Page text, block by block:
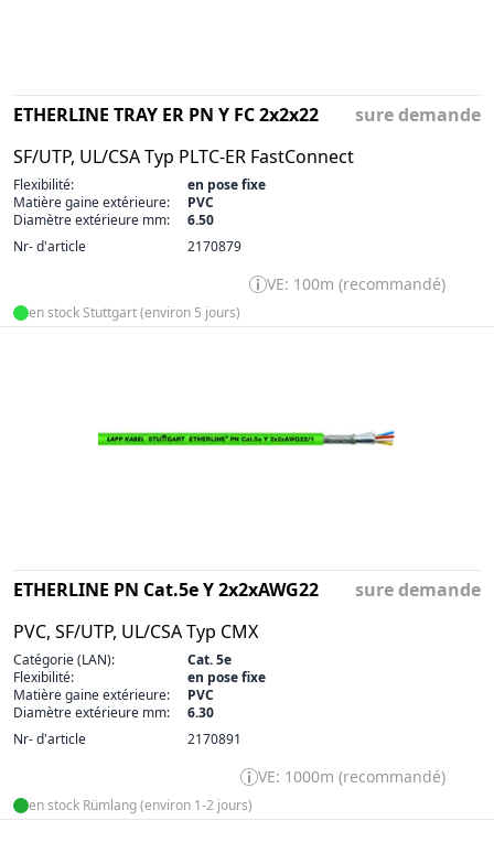
ETHERLINE TRAY ER PN Y FC 2x2x22
SF/UTP, UL/CSA Typ PLTC-ER FastConnect
sure demande
Flexibilité:
en pose fixe
Matière gaine extérieure:
PVC
Diamètre extérieure mm:
6.50
Nr- d'article
2170879
VE: 100m (recommandé)
en stock Stuttgart (environ 5 jours)
ETHERLINE PN Cat.5e Y 2x2xAWG22
PVC, SF/UTP, UL/CSA Typ CMX
sure demande
Catégorie (LAN):
Cat. 5e
Flexibilité:
en pose fixe
Matière gaine extérieure:
PVC
Diamètre extérieure mm:
6.30
Nr- d'article
2170891
VE: 1000m (recommandé)
en stock Rümlang (environ 1-2 jours)